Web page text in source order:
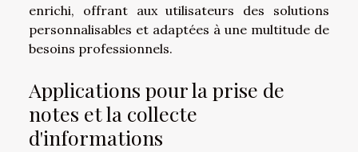
enrichi, offrant aux utilisateurs des solutions
personnalisables et adaptées à une multitude de
besoins professionnels.
Applications pour la prise de
notes et la collecte
d'informations